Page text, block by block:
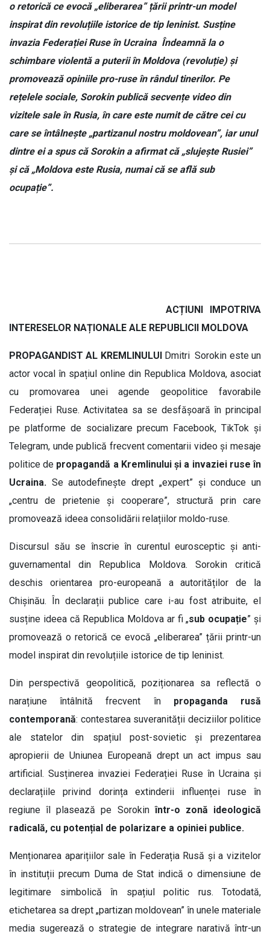
o retorică ce evocă „eliberarea” țării printr-un model
inspirat din revoluțiile istorice de tip leninist. Susține
invazia Federației Ruse în Ucraina Îndeamnă la o
schimbare violentă a puterii în Moldova (revoluție) și
promovează opiniile pro-ruse în rândul tinerilor. Pe
rețelele sociale, Sorokin publică secvențe video din
vizitele sale în Rusia, în care este numit de către cei cu
care se întâlnește „partizanul nostru moldovean”, iar unul
dintre ei a spus că Sorokin a afirmat că „slujește Rusiei”
și că „Moldova este Rusia, numai că se află sub
ocupație”.
ACȚIUNI IMPOTRIVA
INTERESELOR NAȚIONALE ALE REPUBLICII MOLDOVA
PROPAGANDIST AL KREMLINULUIDmitri Sorokin este un
actor vocal în spațiul online din Republica Moldova, asociat
cu promovarea unei agende geopolitice favorabile
Federației Ruse. Activitatea sa se desfășoară în principal
pe platforme de socializare precum Facebook, TikTok și
Telegram, unde publică frecvent comentarii video și mesaje
politice de propagandă a Kremlinului și a invaziei ruse în
Ucraina. Se autodefinește drept „expert” și conduce un
„centru de prietenie și cooperare”, structură prin care
promovează ideea consolidării relațiilor moldo-ruse.
Discursul său se înscrie în curentul eurosceptic și anti-
guvernamental din Republica Moldova. Sorokin critică
deschis orientarea pro-europeană a autorităților de la
Chișinău. În declarații publice care i-au fost atribuite, el
susține ideea că Republica Moldova ar fi „sub ocupație” și
promovează o retorică ce evocă „eliberarea” țării printr-un
model inspirat din revoluțiile istorice de tip leninist.
Din perspectivă geopolitică, poziționarea sa reflectă o
narațiune întâlnită frecvent în propaganda rusă
contemporană: contestarea suveranității deciziilor politice
ale statelor din spațiul post-sovietic și prezentarea
apropierii de Uniunea Europeană drept un act impus sau
artificial. Susținerea invaziei Federației Ruse în Ucraina și
declarațiile privind dorința extinderii influenței ruse în
regiune îl plasează pe Sorokinîntr-o zonă ideologică
radicală, cu potențial de polarizare a opiniei publice.
Menționarea aparițiilor sale în Federația Rusă și a vizitelor
în instituții precum Duma de Stat indică o dimensiune de
legitimare simbolică în spațiul politic rus. Totodată,
etichetarea sa drept „partizan moldovean” în unele materiale
media sugerează o strategie de integrare narativă într-un